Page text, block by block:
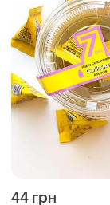
44 грн